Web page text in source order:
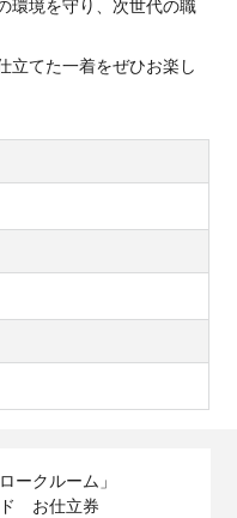
環境を守り、次世代の職
立てた一着をぜひお楽し
ークルーム」
お仕立券